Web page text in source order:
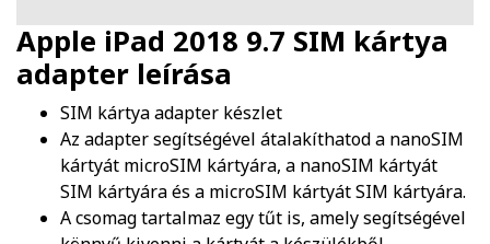
Apple iPad 2018 9.7 SIM kártya
adapter leírása
SIM kártya adapter készlet
Az adapter segítségével átalakíthatod a nanoSIM
kártyát microSIM kártyára, a nanoSIM kártyát
SIM kártyára és a microSIM kártyát SIM kártyára.
A csomag tartalmaz egy tűt is, amely segítségével